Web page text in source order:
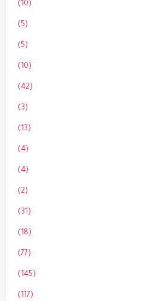
(10)
(5)
(5)
(10)
(42)
(3)
(13)
(4)
(4)
(2)
(31)
(18)
(77)
(145)
(117)